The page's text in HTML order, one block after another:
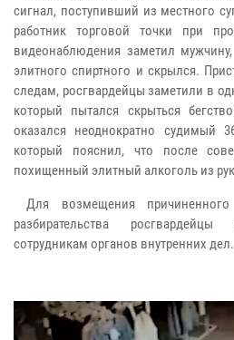
сигнал, поступивший из местного
работник торговой точки при
видеонаблюдения заметил
элитного спиртного и скрылся.
следам, росгвардейцы заметили в
который пытался скрыться
оказался неоднократно судимый
который пояснил, что после
похищенный элитный алкоголь из
Для возмещения
разбирательства
сотрудникам органов внутренних дел.